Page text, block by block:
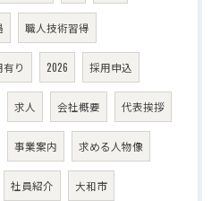
職人技術習得
り 2026 採用申込
求人 会社概要 代表挨拶
事業案内 求める人物像
社員紹介 大和市